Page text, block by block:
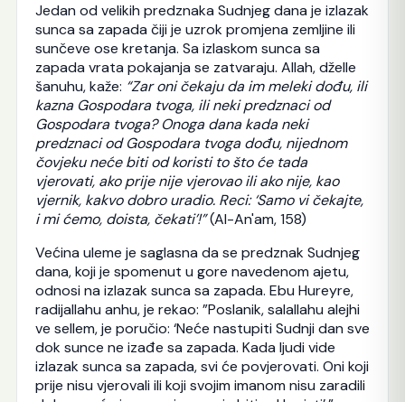
Jedan od velikih predznaka Sudnjeg dana je izlazak
sunca sa zapada čiji je uzrok promjena zemljine ili
sunčeve ose kretanja. Sa izlaskom sunca sa
zapada vrata pokajanja se zatvaraju. Allah, dželle
šanuhu, kaže: “Zar oni čekaju da im meleki dođu, ili
kazna Gospodara tvoga, ili neki predznaci od
Gospodara tvoga? Onoga dana kada neki
predznaci od Gospodara tvoga dođu, nijednom
čovjeku neće biti od koristi to što će tada
vjerovati, ako prije nije vjerovao ili ako nije, kao
vjernik, kakvo dobro uradio. Reci: ‘Samo vi čekajte,
i mi ćemo, doista, čekati’!”(Al-An'am, 158)
Većina uleme je saglasna da se predznak Sudnjeg
dana, koji je spomenut u gore navedenom ajetu,
odnosi na izlazak sunca sa zapada. Ebu Hureyre,
radijallahu anhu, je rekao: ”Poslanik, salallahu alejhi
ve sellem, je poručio: ‘Neće nastupiti Sudnji dan sve
dok sunce ne izađe sa zapada. Kada ljudi vide
izlazak sunca sa zapada, svi će povjerovati. Oni koji
prije nisu vjerovali ili koji svojim imanom nisu zaradili